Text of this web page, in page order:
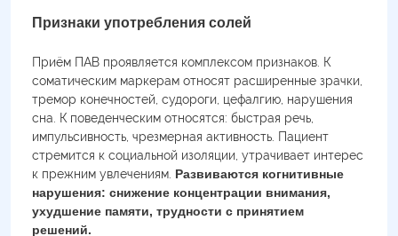
Признаки употребления солей
Приём ПАВ проявляется комплексом признаков. К
соматическим маркерам относят расширенные зрачки,
тремор конечностей, судороги, цефалгию, нарушения
сна. К поведенческим относятся: быстрая речь,
импульсивность, чрезмерная активность. Пациент
стремится к социальной изоляции, утрачивает интерес
к прежним увлечениям. Развиваются когнитивные
нарушения: снижение концентрации внимания,
ухудшение памяти, трудности с принятием
решений.